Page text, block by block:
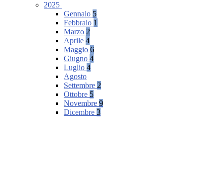
2025
Gennaio 5
Febbraio 1
Marzo 2
Aprile 4
Maggio 6
Giugno 4
Luglio 4
Agosto
Settembre 2
Ottobre 5
Novembre 9
Dicembre 3